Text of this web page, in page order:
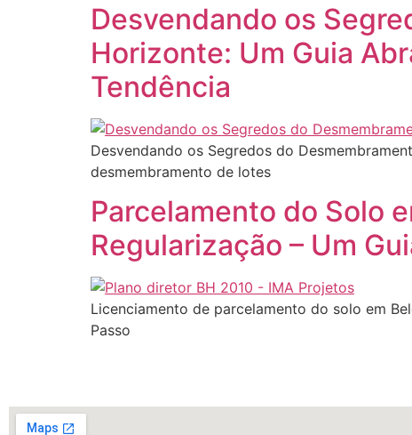
Desvendando os
Horizonte: Um Guia
Tendência
Desvendando os Segredos do
desmembramento de lotes
Parcelamento do Solo
Regularização – Um
Licenciamento de parcelamento do solo em
Passo